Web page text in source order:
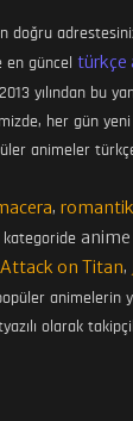
doğru
en günceltürkçe
yılından bu
her gün
animeler
,
anime
Attack on Titan,
animelerin
olarak